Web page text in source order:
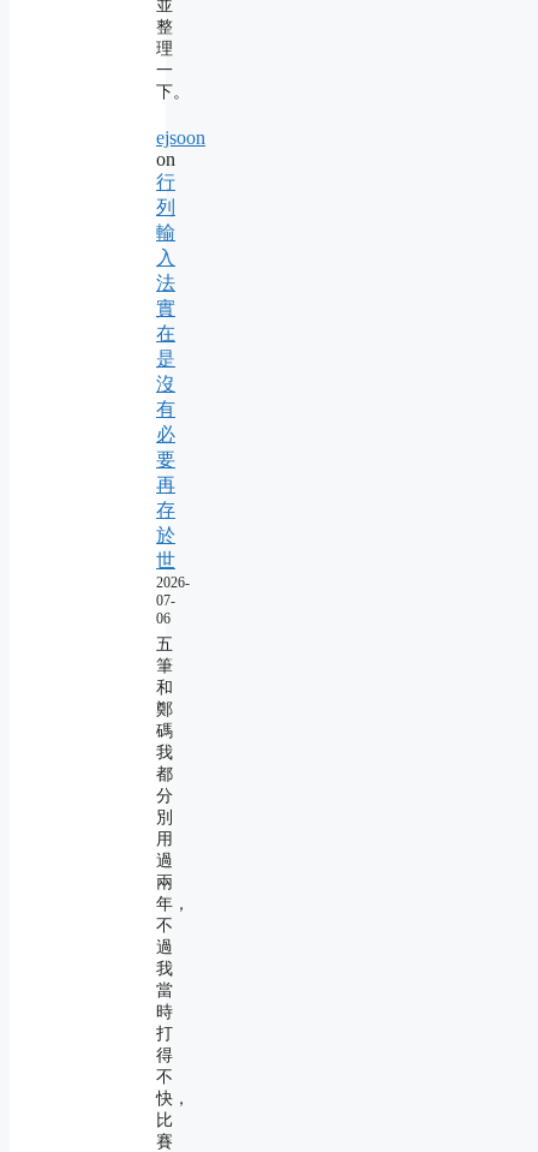
並
整
理
一
下。
ejsoon
on
行
列
輸
入
法
實
在
是
沒
有
必
要
再
存
於
世
2026-
07-
06
五
筆
和
鄭
碼
我
都
分
別
用
過
兩
年，
不
過
我
當
時
打
得
不
快，
比
賽